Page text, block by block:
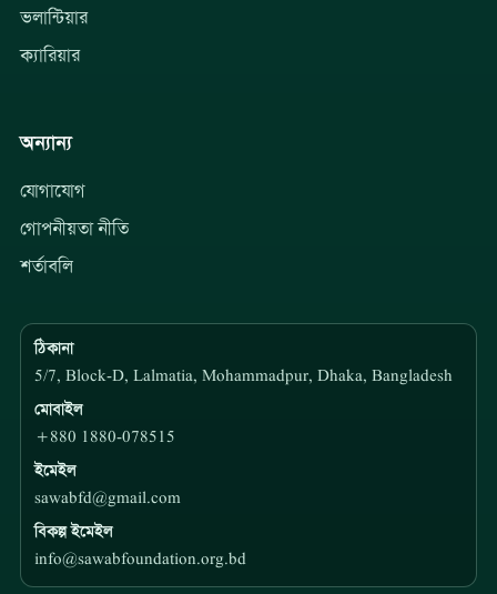
ভলান্টিয়ার
ক্যারিয়ার
অন্যান্য
যোগাযোগ
গোপনীয়তা নীতি
শর্তাবলি
ঠিকানা
5/7, Block-D, Lalmatia, Mohammadpur, Dhaka, Bangladesh
মোবাইল
+880 1880-078515
ইমেইল
sawabfd@gmail.com
বিকল্প ইমেইল
info@sawabfoundation.org.bd